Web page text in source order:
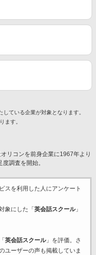
ている企業が対象となります。
ます。
リコンを前身企業に1967年より
調査を開始。
スを利用した 人にアンケート
象にした「 英会話スクール」
英会話スクール」を評価。さ
ユーザーの声も掲載していま